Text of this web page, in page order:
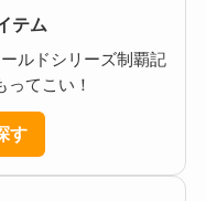
テム
ルドシリーズ制覇記
てこい！
す